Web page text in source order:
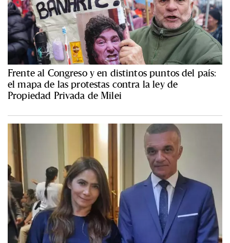
Frente al Congreso y en distintos puntos del país:
el mapa de las protestas contra la ley de
Propiedad Privada de Milei